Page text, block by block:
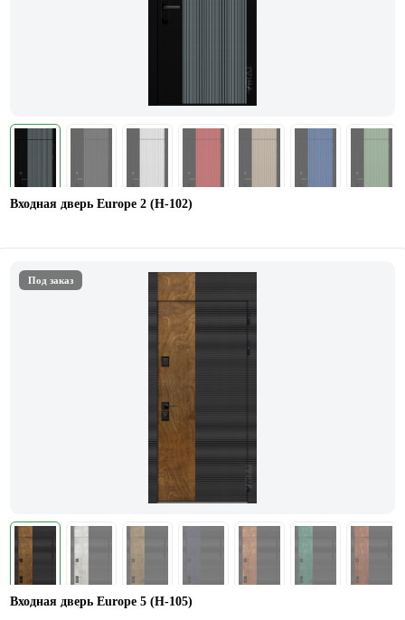
Входная дверь Europe 2 (Н-102)
Под заказ
Входная дверь Europe 5 (H-105)